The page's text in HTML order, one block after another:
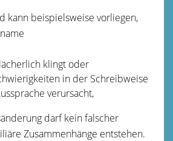
kann beispielsweise vorliegen,
klingt oder
in der Schreibweise
verursacht,
darf kein falscher
Zusammenhänge entstehen.